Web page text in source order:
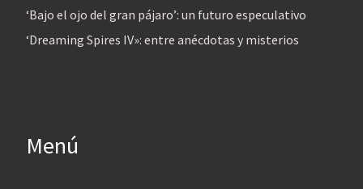
‘Bajo el ojo del gran pájaro’: un futuro especulativo
‘Dreaming Spires IV»: entre anécdotas y misterios
Menú